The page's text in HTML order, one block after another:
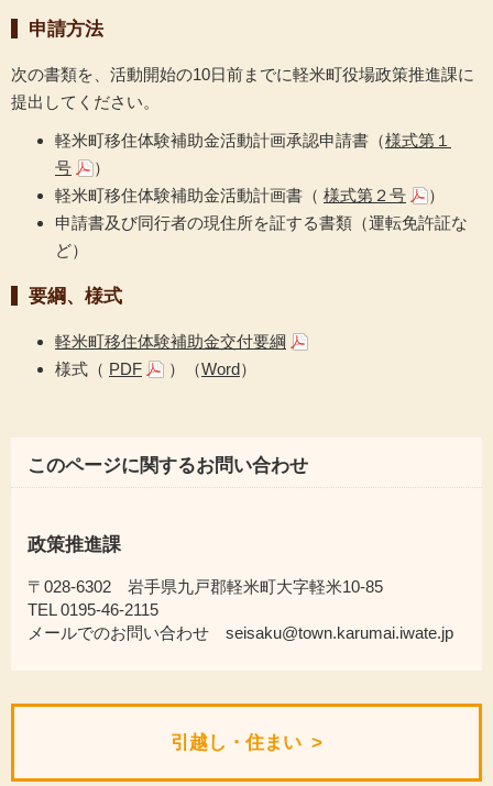
申請方法
次の書類を、活動開始の10日前までに軽米町役場政策推進課に
提出してください。
軽米町移住体験補助金活動計画承認申請書（様式第１
号
）
軽米町移住体験補助金活動計画書（ 様式第２号
）
申請書及び同行者の現住所を証する書類（運転免許証な
ど）
要綱、様式
軽米町移住体験補助金交付要綱
様式（ PDF ） （Word）
このページに関するお問い合わせ
政策推進課
〒028-6302 岩手県九戸郡軽米町大字軽米10-85
TEL 0195-46-2115
メールでのお問い合わせ seisaku@town.karumai.iwate.jp
引越し・住まい